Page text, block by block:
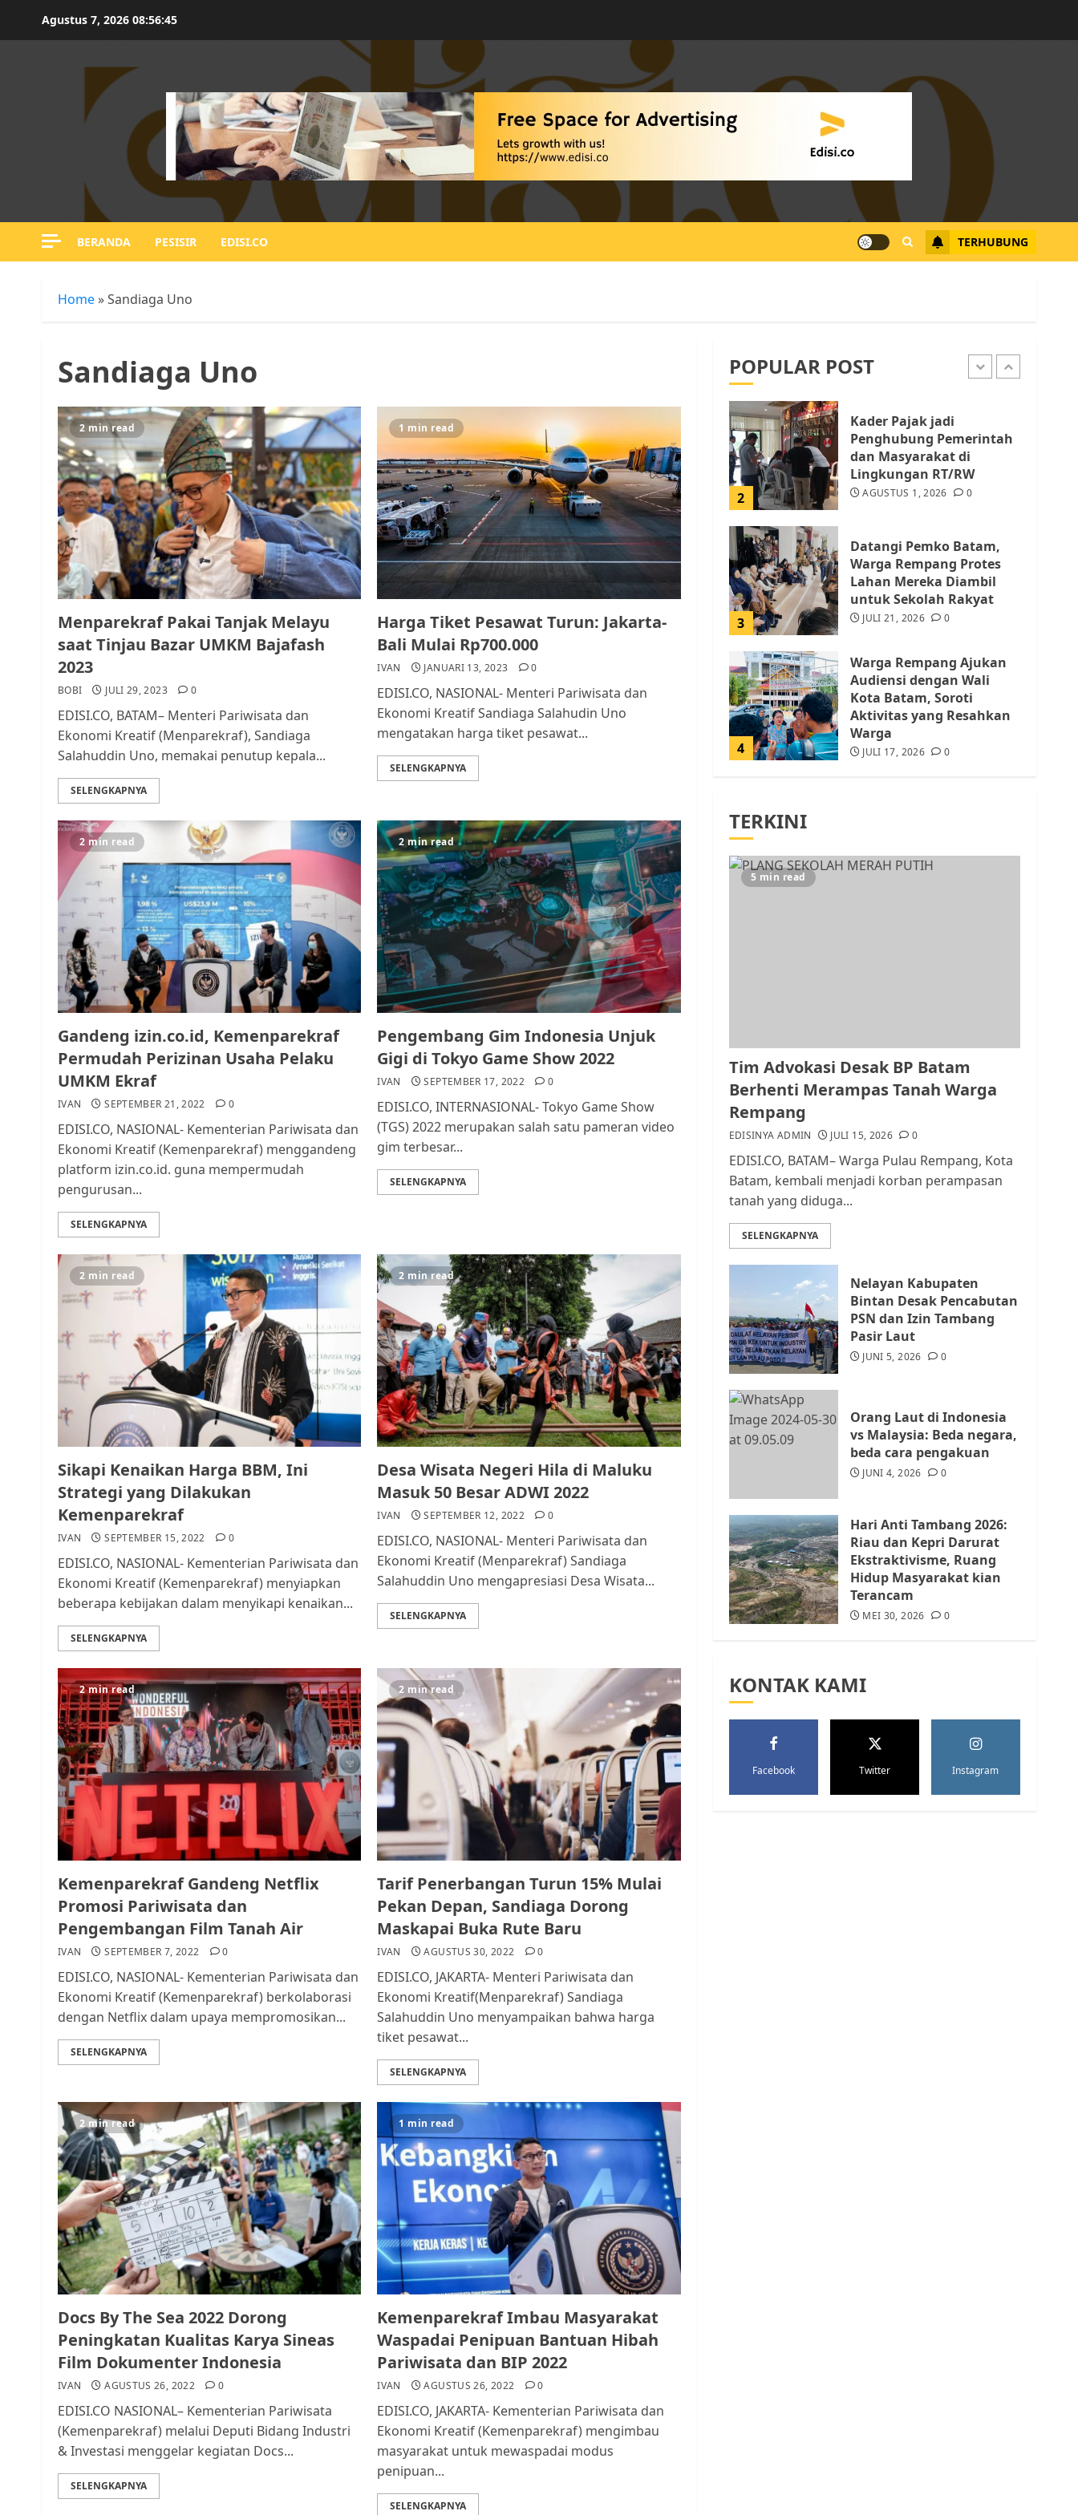
Agustus 7, 2026 08:56:46
BERANDA PESISIR EDISI.CO TERHUBUNG
Home »Sandiaga Uno
Sandiaga Uno
2 min read
Menparekraf Pakai Tanjak Melayu
saat Tinjau Bazar UMKM Bajafash
2023
BOBI JULI 29, 2023 0
EDISI.CO, BATAM– Menteri Pariwisata dan
Ekonomi Kreatif (Menparekraf), Sandiaga
Salahuddin Uno, memakai penutup kepala...
SELENGKAPNYA
1 min read
Harga Tiket Pesawat Turun: Jakarta-
Bali Mulai Rp700.000
IVAN JANUARI 13, 2023 0
EDISI.CO, NASIONAL- Menteri Pariwisata dan
Ekonomi Kreatif Sandiaga Salahudin Uno
mengatakan harga tiket pesawat...
SELENGKAPNYA
2 min read
Gandeng izin.co.id, Kemenparekraf
Permudah Perizinan Usaha Pelaku
UMKM Ekraf
IVAN SEPTEMBER 21, 2022 0
EDISI.CO, NASIONAL- Kementerian Pariwisata dan
Ekonomi Kreatif (Kemenparekraf) menggandeng
platform izin.co.id. guna mempermudah
pengurusan...
SELENGKAPNYA
2 min read
Pengembang Gim Indonesia Unjuk
Gigi di Tokyo Game Show 2022
IVAN SEPTEMBER 17, 2022 0
EDISI.CO, INTERNASIONAL- Tokyo Game Show
(TGS) 2022 merupakan salah satu pameran video
gim terbesar...
SELENGKAPNYA
2 min read
Sikapi Kenaikan Harga BBM, Ini
Strategi yang Dilakukan
Kemenparekraf
IVAN SEPTEMBER 15, 2022 0
EDISI.CO, NASIONAL- Kementerian Pariwisata dan
Ekonomi Kreatif (Kemenparekraf) menyiapkan
beberapa kebijakan dalam menyikapi kenaikan...
SELENGKAPNYA
2 min read
Desa Wisata Negeri Hila di Maluku
Masuk 50 Besar ADWI 2022
IVAN SEPTEMBER 12, 2022 0
EDISI.CO, NASIONAL- Menteri Pariwisata dan
Ekonomi Kreatif (Menparekraf) Sandiaga
Salahuddin Uno mengapresiasi Desa Wisata...
SELENGKAPNYA
2 min read
Kemenparekraf Gandeng Netflix
Promosi Pariwisata dan
Pengembangan Film Tanah Air
IVAN SEPTEMBER 7, 2022 0
EDISI.CO, NASIONAL- Kementerian Pariwisata dan
Ekonomi Kreatif (Kemenparekraf) berkolaborasi
dengan Netflix dalam upaya mempromosikan...
SELENGKAPNYA
2 min read
Tarif Penerbangan Turun 15% Mulai
Pekan Depan, Sandiaga Dorong
Maskapai Buka Rute Baru
IVAN AGUSTUS 30, 2022 0
EDISI.CO, JAKARTA- Menteri Pariwisata dan
Ekonomi Kreatif(Menparekraf) Sandiaga
Salahuddin Uno menyampaikan bahwa harga
tiket pesawat...
SELENGKAPNYA
2 min read
Docs By The Sea 2022 Dorong
Peningkatan Kualitas Karya Sineas
Film Dokumenter Indonesia
IVAN AGUSTUS 26, 2022 0
EDISI.CO NASIONAL– Kementerian Pariwisata
(Kemenparekraf) melalui Deputi Bidang Industri
& Investasi menggelar kegiatan Docs...
SELENGKAPNYA
1 min read
Kemenparekraf Imbau Masyarakat
Waspadai Penipuan Bantuan Hibah
Pariwisata dan BIP 2022
IVAN AGUSTUS 26, 2022 0
EDISI.CO, JAKARTA- Kementerian Pariwisata dan
Ekonomi Kreatif (Kemenparekraf) mengimbau
masyarakat untuk mewaspadai modus
penipuan...
SELENGKAPNYA
POPULAR POST
Warga Rempang Ajukan
Kota Batam, Soroti
Aktivitas yang Resahkan
0
Batam Berhenti
Merampas Tanah Warga
Rempang
JULI 15, 2026
1 AGUSTUS 1, 2026
2
Kader Pajak jadi
Penghubung Pemerintah
dan Masyarakat di
Lingkungan RT/RW
AGUSTUS 1, 2026 0
3
Datangi Pemko Batam,
Warga Rempang Protes
Lahan Mereka Diambil
untuk Sekolah Rakyat
JULI 21, 2026 0
4
Warga Rempang Ajukan
Audiensi dengan Wali
Kota Batam, Soroti
Aktivitas yang Resahkan
Warga
JULI 17, 2026 0
5 JULI 15, 2026
2
Kader Pajak jadi
Penghubung Pemerintah
dan Masyarakat di
Lingkungan RT/RW
3
Datangi Pemko Batam,
Warga Rempang Protes
Lahan Mereka Diambil
4
Warga Rempang Ajukan
Audiensi dengan Wali
Kota Batam, Soroti
Aktivitas yang Resahkan
Warga
5
Tim Advokasi Desak BP
Batam Berhenti
Merampas Tanah Warga
Rempang
TERKINI
5 min read
Tim Advokasi Desak BP Batam
Berhenti Merampas Tanah Warga
Rempang
EDISINYA ADMIN JULI 15, 2026 0
EDISI.CO, BATAM– Warga Pulau Rempang, Kota
Batam, kembali menjadi korban perampasan
tanah yang diduga...
SELENGKAPNYA
Nelayan Kabupaten
Bintan Desak Pencabutan
PSN dan Izin Tambang
Pasir Laut
JUNI 5, 2026 0
Orang Laut di Indonesia
vs Malaysia: Beda negara,
beda cara pengakuan
JUNI 4, 2026 0
Hari Anti Tambang 2026:
Riau dan Kepri Darurat
Ekstraktivisme, Ruang
Hidup Masyarakat kian
Terancam
MEI 30, 2026 0
KONTAK KAMI
Facebook Twitter Instagram